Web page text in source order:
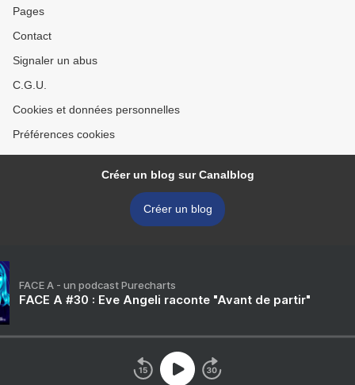
Pages
Contact
Signaler un abus
C.G.U.
Cookies et données personnelles
Préférences cookies
Créer un blog sur Canalblog
Créer un blog
FACE A - un podcast Purecharts
FACE A #30 : Eve Angeli raconte "Avant de partir"